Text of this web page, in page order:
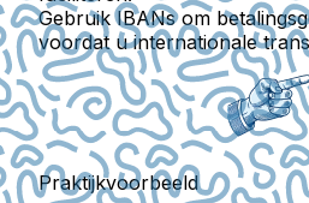
Gebruik IBANs om
voordat u internationale
Praktijkvoorbeeld